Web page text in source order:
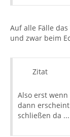
Auf alle Fälle
und zwar beim
Zitat
Also erst
dann
schließen da ...